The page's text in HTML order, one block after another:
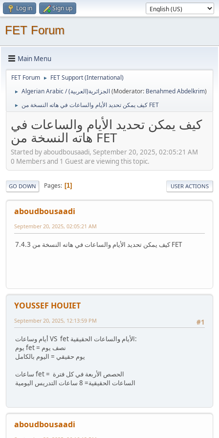
Log in Sign up
FET Forum
Main Menu
FET Forum ► FET Support (International)
► Algerian Arabic / (الجزائرية(العربية(Moderator: Benahmed Abdelkrim)
► كيف يمكن تحديد الأيام والساعات في هاته النسخة من FET
كيف يمكن تحديد الأيام والساعات في
هاته النسخة من FET
Started by aboudbousaadi, September 20, 2025, 02:05:21 AM
0 Members and 1 Guest are viewing this topic.
GO DOWN Pages 1 USER ACTIONS
aboudbousaadi
September 20, 2025, 02:05:21 AM
كيف يمكن تحديد الأيام والساعات في هاته النسخة من 7.4.3 FET
YOUSSEF HOUIET
#1
September 20, 2025, 12:13:59 PM
أيام وساعات VS fet الأيام والساعات الحقيقية:
يوم fet = نصف يوم
يوم حقيقي = اليوم بالكامل
ساعات fet = الحصص الأربعة في كل فترة
الساعات الحقيقية= 8 ساعات التدريس اليومية
aboudbousaadi